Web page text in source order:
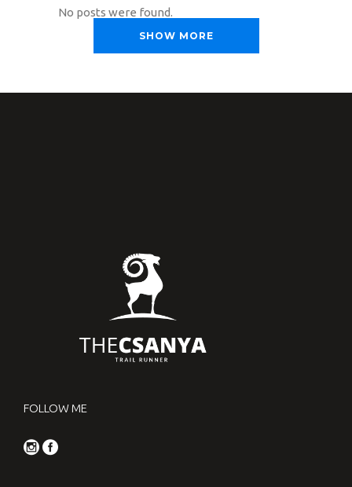
No posts were found.
SHOW MORE
FOLLOW ME